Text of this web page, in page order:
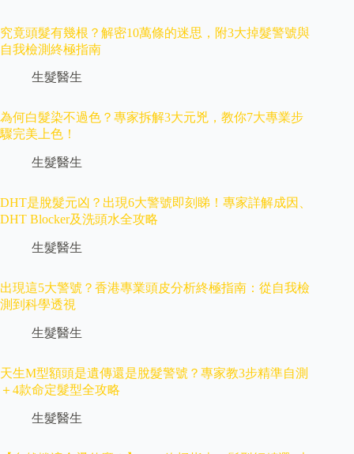
究竟頭髮有幾根？解密10萬條的迷思，附3大掉髮警號與
自我檢測終極指南
生髮醫生
為何白髮染不過色？專家拆解3大元兇，教你7大專業步
驟完美上色！
生髮醫生
DHT是脫髮元凶？出現6大警號即刻睇！專家詳解成因、
DHT Blocker及洗頭水全攻略
生髮醫生
出現這5大警號？香港專業頭皮分析終極指南：從自我檢
測到科學透視
生髮醫生
天生M型額頭是遺傳還是脫髮警號？專家教3步精準自測
＋4款命定髮型全攻略
生髮醫生